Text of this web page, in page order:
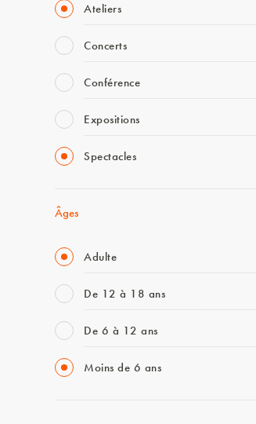
Ateliers
Concerts
Conférence
Expositions
Spectacles
Âges
Adulte
De 12 à 18 ans
De 6 à 12 ans
Moins de 6 ans